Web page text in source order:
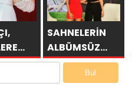
KISA
SAHNELERİN
ALBÜMSÜZ
ASSOLİSTİ
Bul